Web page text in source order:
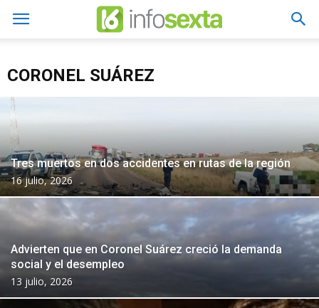
CORONEL SUÁREZ
Tres muertos en dos accidentes en rutas de la región
16 julio, 2026
Advierten que en Coronel Suárez creció la demanda
social y el desempleo
13 julio, 2026